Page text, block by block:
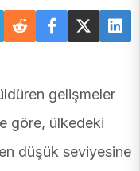
gelişmeler
göre, ülkedeki
düşük seviyesine